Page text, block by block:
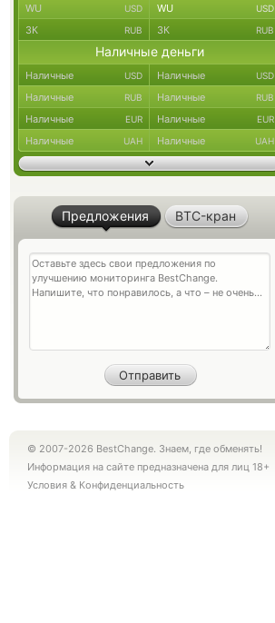
WU USD WU USD
ЗК RUB ЗК RUB
Наличные деньги
Наличные USD Наличные USD
Наличные RUB Наличные RUB
Наличные EUR Наличные EUR
Наличные UAH Наличные UAH
Предложения BTC-кран
© 2007-2026 BestChange. Знаем, где обменять!
Информация на сайте предназначена для лиц 18+
Условия & Конфиденциальность